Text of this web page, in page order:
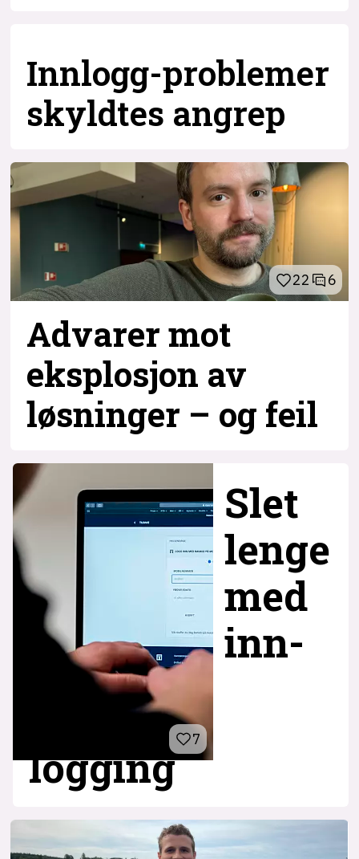
Innlogg-problemer
skyldtes angrep
22 6
Advarer mot
eksplosjon av
løsninger – og feil
7
Slet
lenge
med
inn­
logging